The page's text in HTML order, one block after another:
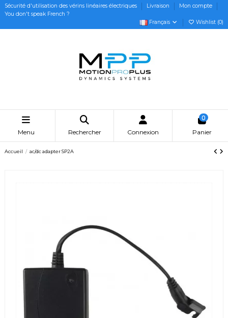
Sécurité d'utilisation des vérins linéaires électriques Livraison
Mon compte
You don't speak French ?
Français
Wishlist (0)
Menu Rechercher Connexion
0
Panier
Accueil ac/dc adapter SP2A